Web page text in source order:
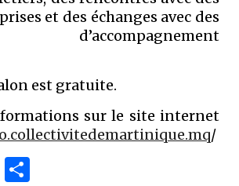
et des échanges avec des
d’accompagnement
est gratuite.
sur le site internet
/
WhatsApp